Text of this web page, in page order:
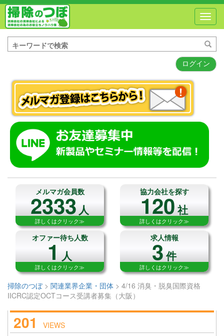
ログイン
メルマガ会員数
2333人
詳しくはクリック≫
協力会社を探す
120社
詳しくはクリック≫
オファー待ち人数
1人
詳しくはクリック≫
求人情報
3件
詳しくはクリック≫
掃除のつぼ> 関連業界企業・団体 > 4/16 消臭・脱臭国際資格
IICRC認定OCTコース受講者募集（大阪）
201 VIEWS